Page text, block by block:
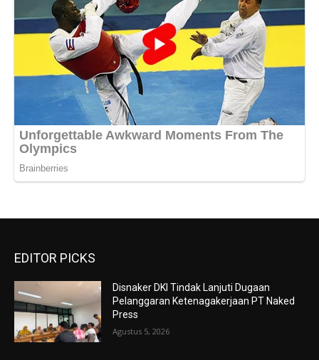
EDITOR PICKS
Disnaker DKI Tindak Lanjuti Dugaan
Pelanggaran Ketenagakerjaan PT Naked
Press
Agustus 5, 2026